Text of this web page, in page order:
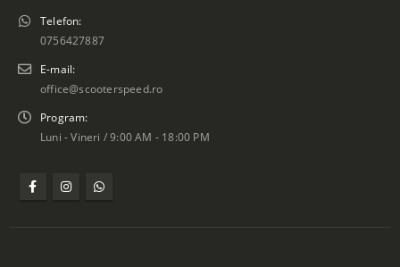
Telefon:
0756427887
E-mail:
office@scooterspeed.ro
Program:
Luni - Vineri / 9:00 AM - 18:00 PM